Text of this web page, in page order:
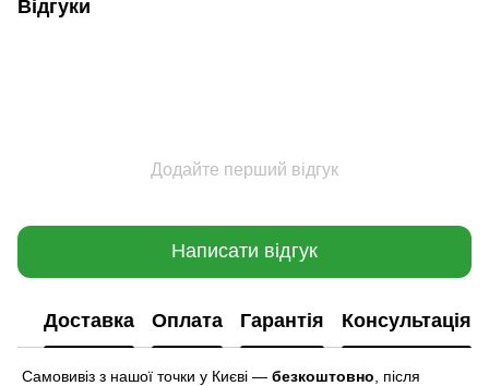
Відгуки
Додайте перший відгук
Написати відгук
Доставка Оплата Гарантія Консультація
Самовивіз з нашої точки у Києві — безкоштовно
після